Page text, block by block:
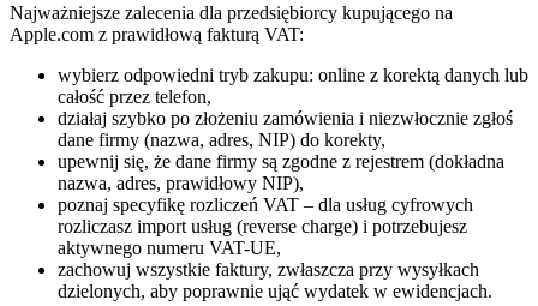
Najważniejsze zalecenia dla przedsiębiorcy kupującego na
Apple.com z prawidłową fakturą VAT:
wybierz odpowiedni tryb zakupu: online z korektą danych lub
całość przez telefon,
działaj szybko po złożeniu zamówienia i niezwłocznie zgłoś
dane firmy (nazwa, adres, NIP) do korekty,
upewnij się, że dane firmy są zgodne z rejestrem (dokładna
nazwa, adres, prawidłowy NIP),
poznaj specyfikę rozliczeń VAT – dla usług cyfrowych
rozliczasz import usług (reverse charge) i potrzebujesz
aktywnego numeru VAT-UE,
zachowuj wszystkie faktury, zwłaszcza przy wysyłkach
dzielonych, aby poprawnie ująć wydatek w ewidencjach.